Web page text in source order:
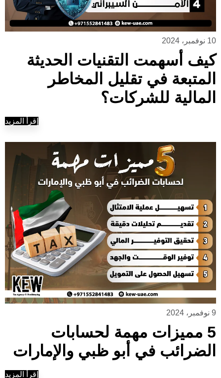
10 نوفمبر، 2024
كيف أسهمت التقنيات الحديثة
المتبعة في تقليل المخاطر
المالية للشركات؟
إقرأ المزيد
9 نوفمبر، 2024
5 مميزات مهمة لحسابات
الضرائب في أبو ظبي والإمارات
إقرأ المزيد